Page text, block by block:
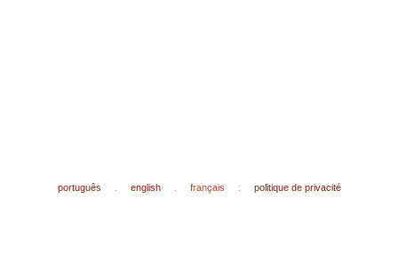
português english français : politique de privacité